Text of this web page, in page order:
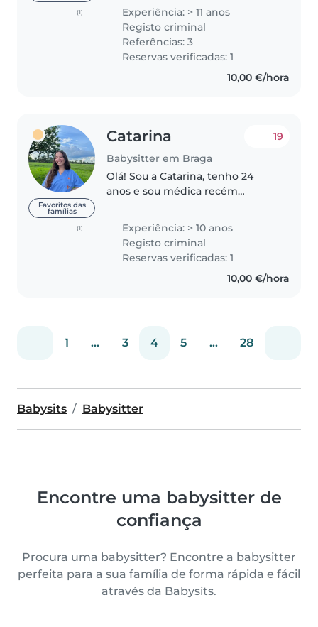
(1)
em busca de uma oportunidade
como cuidadora de crianças e
jovens. Durante minha carreira
tive..
Experiência: > 11 anos
Registo criminal
Referências: 3
Reservas verificadas: 1
10,00 €/hora
Favoritos das
famílias
(1)
Catarina
Babysitter em Braga
19
Olá! Sou a Catarina, tenho 24
anos e sou médica recém
como babysitter, com várias
famílias e miúdos de todas as
idades. Também tenho dois
irmãos mais novos..
Experiência: > 10 anos
Registo criminal
Reservas verificadas: 1
10,00 €/hora
1 ... 3 4 5 ... 28
Babysits Babysitter
Encontre uma babysitter de
confiança
Procura uma babysitter? Encontre a babysitter
perfeita para a sua família de forma rápida e fácil
através da Babysits.